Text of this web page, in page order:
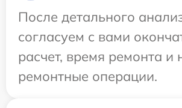
После детального
согласуем с вами
расчет, время ремонта и
ремонтные операции.